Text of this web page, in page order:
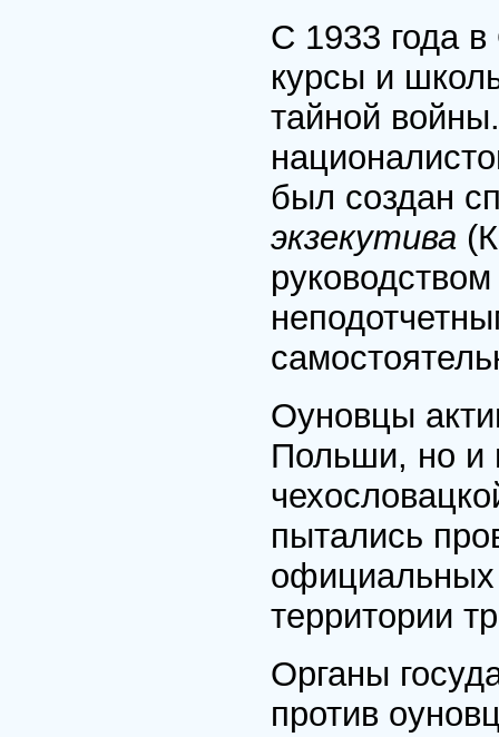
С 1933 года
курсы и
тайной
был создан
экзекутива
Оуновцы
Польши, но и
пытались
официальных
территории
Органы
против